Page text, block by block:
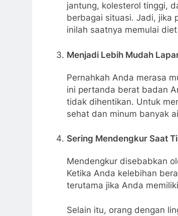
jantung, kolesterol tinggi,
berbagai situasi. Jadi, jika
inilah saatnya memulai diet
Menjadi Lebih Mudah
Pernahkah Anda merasa
ini pertanda berat badan
tidak dihentikan. Untuk
sehat dan minum banyak
Sering Mendengkur Saat
Mendengkur disebabkan
Ketika Anda kelebihan
terutama jika Anda
Selain itu, orang dengan